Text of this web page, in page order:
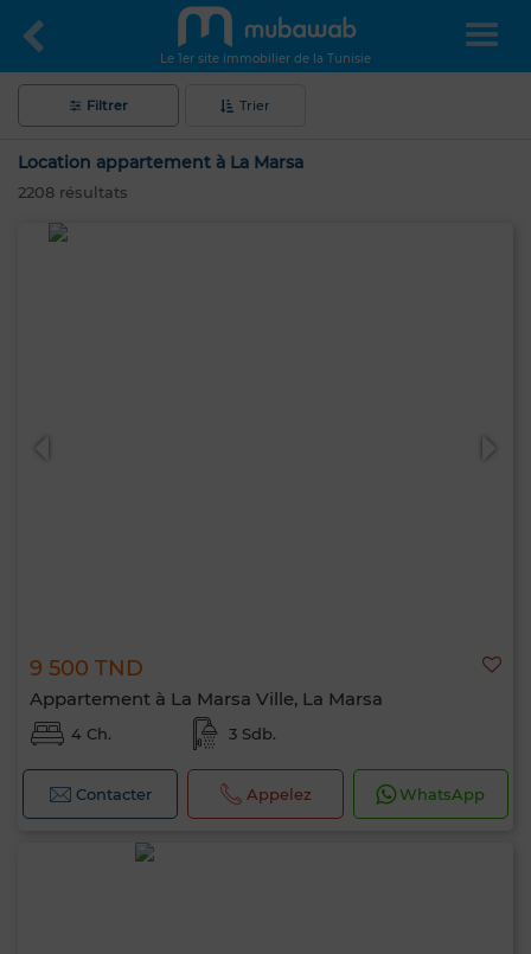
Le 1er site immobilier de la Tunisie
Filtrer Trier
Location appartement à La Marsa
2208 résultats
9 500 TND
Appartement à La Marsa Ville, La Marsa
4 Ch. 3 Sdb.
Contacter Appelez WhatsApp